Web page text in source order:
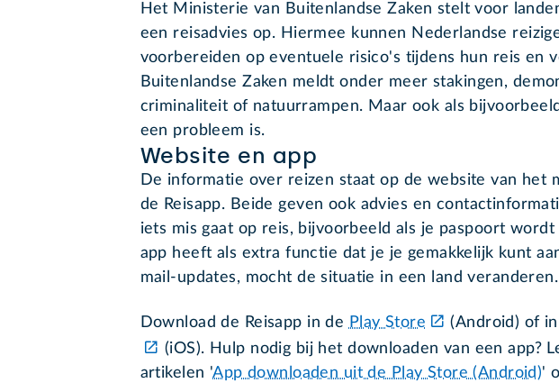
Het Ministerie van Buitenlandse Zaken stelt voor
een reisadvies op. Hiermee kunnen Nederlandse
voorbereiden op eventuele risico's tijdens hun reis en
Buitenlandse Zaken meldt onder meer stakingen,
criminaliteit of natuurrampen. Maar ook als
een probleem is.
Website en app
De informatie over reizen staat op de website van het
de Reisapp. Beide geven ook advies en
iets mis gaat op reis, bijvoorbeeld als je paspoort wordt
app heeft als extra functie dat je je gemakkelijk kunt
mail-updates, mocht de situatie in een land veranderen.
Download de Reisapp in de Play Store (Android) of
(iOS). Hulp nodig bij het downloaden van een app?
artikelen 'App downloaden uit de Play Store (Android)'